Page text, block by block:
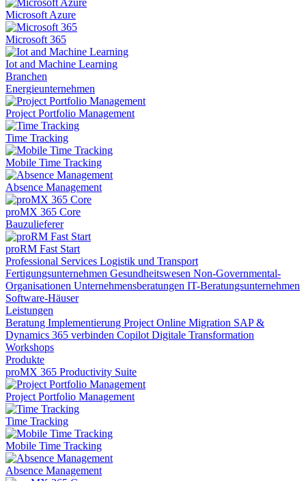
Microsoft Azure
Microsoft 365
Iot and Machine Learning
Branchen
Energieunternehmen
Project Portfolio Management
Time Tracking
Mobile Time Tracking
Absence Management
proMX 365 Core
Bauzulieferer
proRM Fast Start
Professional Services Logistik und Transport
Fertigungsunternehmen Gesundheitswesen Non-Governmental-
Organisationen Unternehmensberatungen IT-Beratungsunternehmen
Software-Häuser
Leistungen
Beratung Implementierung Project Online Migration SAP &
Dynamics 365 verbinden Copilot Digitale Transformation
Workshops
Produkte
proMX 365 Productivity Suite
Project Portfolio Management
Time Tracking
Mobile Time Tracking
Absence Management